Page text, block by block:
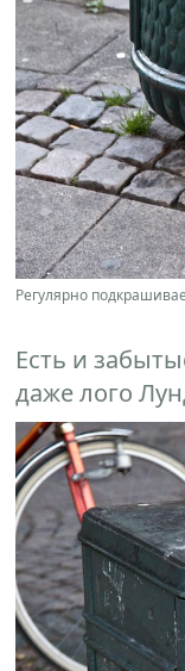
Регулярно
Есть и
даже лого